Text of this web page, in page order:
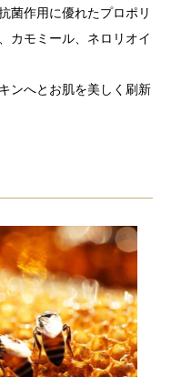
菌作用に優れたプロポリ
カモミール、ネロリオイ
ンへとお肌を美しく刷新